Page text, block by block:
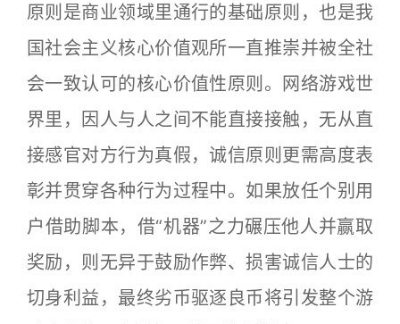
原则是商业领域里通行的基础原则，也是我
国社会主义核心价值观所一直推崇并被全社
会一致认可的核心价值性原则。网络游戏世
界里，因人与人之间不能直接接触，无从直
接感官对方行为真假，诚信原则更需高度表
彰并贯穿各种行为过程中。如果放任个别用
户借助脚本，借“机器”之力碾压他人并赢取
奖励，则无异于鼓励作弊、损害诚信人士的
切身利益，最终劣币驱逐良币将引发整个游